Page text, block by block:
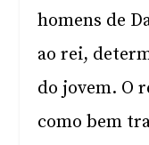
homens de
ao rei,
do jovem. O
como bem